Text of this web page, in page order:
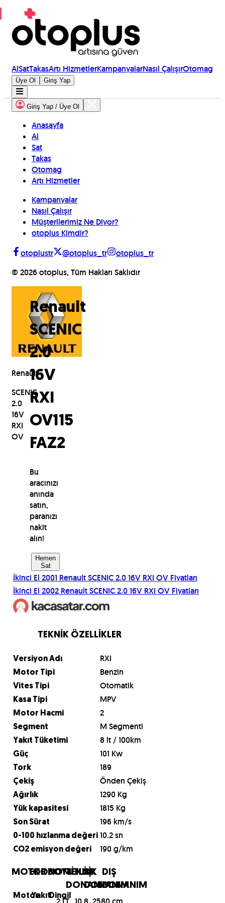
AlSatTakasArtı HizmetlerKampanyalarNasıl ÇalışırOtomag
Üye Ol Giriş Yap
Giriş Yap / Üye Ol
Anasayfa
Al
Sat
Takas
Otomag
Artı Hizmetler
Kampanyalar
Nasıl Çalışır
Müşterilerimiz Ne Diyor?
otoplus Kimdir?
otoplustr
@otoplus_tr
otoplus_tr
© 2026 otoplus, Tüm Hakları Saklıdır
Renault
SCENIC
2.0
16V
RXI
OV
Renault
SCENIC
2.0
16V
RXI
OV115
FAZ2
Bu
aracınızı
anında
satın,
paranızı
nakit
alın!
Hemen
Sat
İkinci El 2001 RenaultSCENIC 2.0 16V RXI OV Fiyatları
İkinci El 2002 RenaultSCENIC 2.0 16V RXI OV Fiyatları
TEKNİK ÖZELLİKLER
Versiyon Adı RXI
Motor Tipi Benzin
Vites Tipi Otomatik
Kasa Tipi MPV
Motor Hacmi 2
Segment M Segmenti
Yakıt Tüketimi 8 lt / 100km
Güç 101 Kw
Tork 189
Çekiş Önden Çekiş
Ağırlık 1290 Kg
Yük kapasitesi 1815 Kg
Son Sürat 196 km/s
0-100 hızlanma değeri 10.2 sn
CO2 emisyon değeri 190 g/km
MOTOR
Motor
EKONOMİ
Yakıt
BOYUTLAR
Dingil
TEKNİK
DONANIM
İÇ
DONANIM
DIŞ
DONANIM